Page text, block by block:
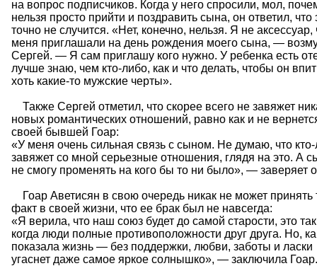
на вопрос подписчиков. Когда у него спросили, мол,
нельзя просто прийти и поздравить сына, он ответил, что
точно не случится. «Нет, конечно, нельзя. Я не аксессуар,
меня приглашали на день рождения моего сына, —
Сергей. — Я сам приглашу кого нужно. У ребенка есть
лучше знаю, чем кто-либо, как и что делать, чтобы он
хоть какие-то мужские черты».
Также Сергей отметил, что скорее всего не завяжет
новых романтических отношений, равно как и не
своей бывшей Гоар:
«У меня очень сильная связь с сыном. Не думаю, что
завяжет со мной серьезные отношения, глядя на это. А
не смогу променять на кого бы то ни было», — заверяет
Гоар Аветисян в свою очередь никак не может принять
факт в своей жизни, что ее брак был не навсегда:
«Я верила, что наш союз будет до самой старости, это так
когда люди полные противоположности друг друга. Но,
показала жизнь — без поддержки, любви, заботы и ласки
угаснет даже самое яркое солнышко», — заключила Гоар.